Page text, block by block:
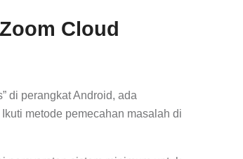
Cloud
di perangkat Android, ada
metode pemecahan masalah di